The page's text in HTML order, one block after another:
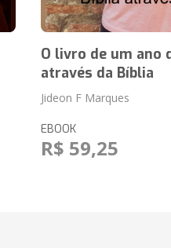
O livro de um ano
através da Bíblia
Jideon F Marques
EBOOK
R$ 59,25